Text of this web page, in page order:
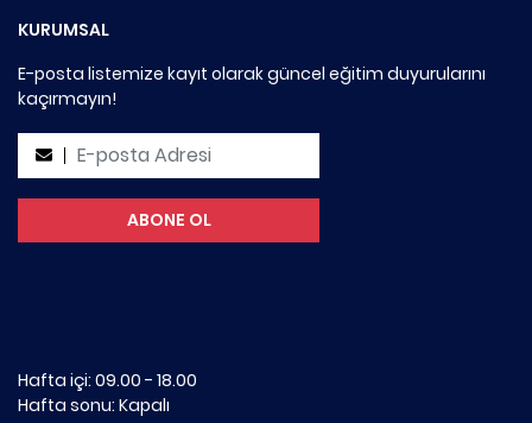
KURUMSAL
E-posta listemize kayıt olarak güncel eğitim duyurularını
kaçırmayın!
Hafta içi: 09.00 - 18.00
Hafta sonu: Kapalı